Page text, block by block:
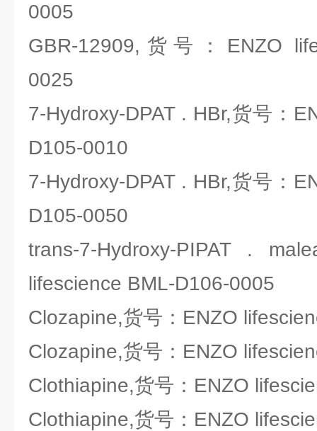
0005
GBR-12909,货号：ENZO
0025
7-Hydroxy-DPAT . HBr,货号：
D105-0010
7-Hydroxy-DPAT . HBr,货号：
D105-0050
trans-7-Hydroxy-PIPAT .
lifescience BML-D106-0005
Clozapine,货号：ENZO
Clozapine,货号：ENZO
Clothiapine,货号：ENZO
Clothiapine,货号：ENZO